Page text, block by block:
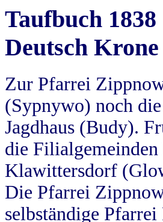
Taufbuch
Deutsch Krone
Zur Pfarrei
(Sypnywo) noch
Jagdhaus (Budy).
die
Klawittersdorf
Die Pfarrei
selbständige